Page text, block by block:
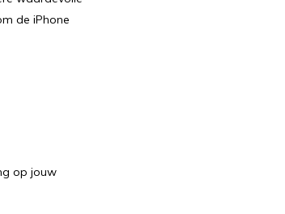
de iPhone
op jouw